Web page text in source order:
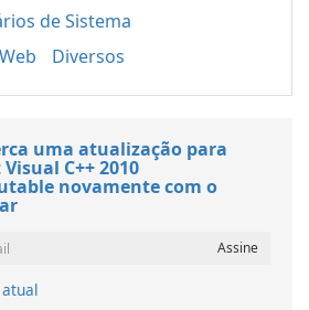
de Sistema
Diversos
uma atualização para
C++ 2010
novamente com o